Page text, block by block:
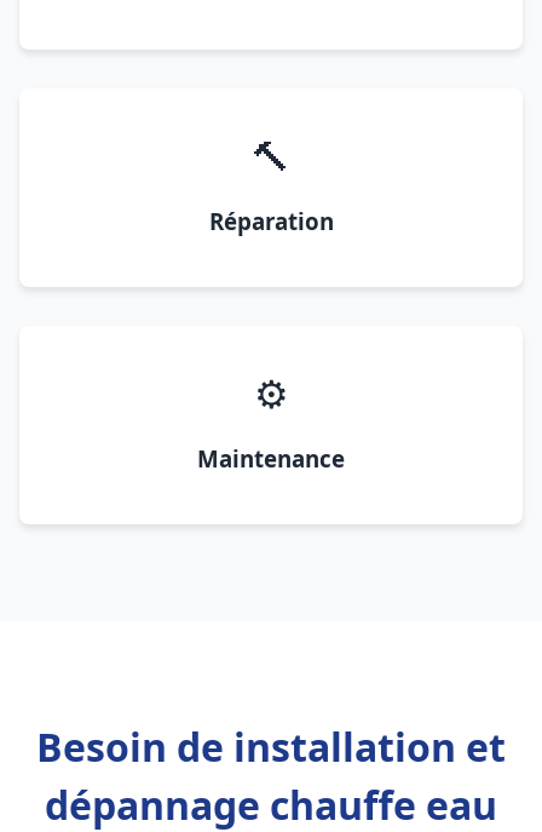
🔨
Réparation
⚙️
Maintenance
Besoin de installation et
dépannage chauffe eau